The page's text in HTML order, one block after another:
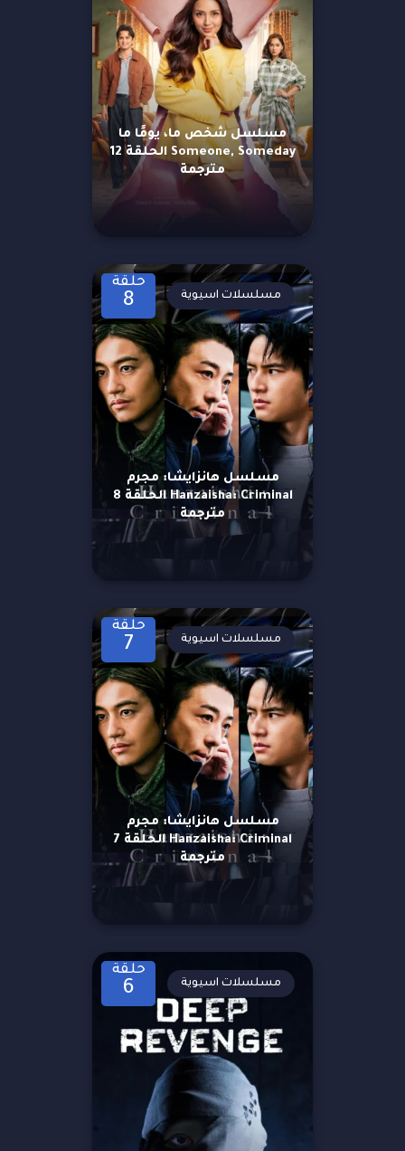
مسلسل شخص ما، يومًا ما
Someone, Someday الحلقة 12
مترجمة
حلقة
8
مسلسل هانزايشا: مجرم
Hanzaisha: Criminal الحلقة 8
مترجمة
مسلسلات اسيوية
حلقة
7
مسلسل هانزايشا: مجرم
Hanzaisha: Criminal الحلقة 7
مترجمة
مسلسلات اسيوية
حلقة
6 مسلسلات اسيوية